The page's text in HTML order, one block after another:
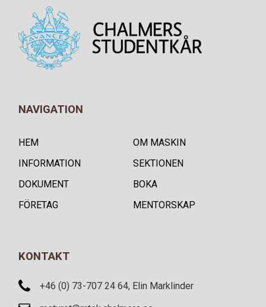
NAVIGATION
HEM
OM MASKIN
INFORMATION
SEKTIONEN
DOKUMENT
BOKA
FÖRETAG
MENTORSKAP
KONTAKT
+46 (0) 73-707 24 64, Elin Marklinder